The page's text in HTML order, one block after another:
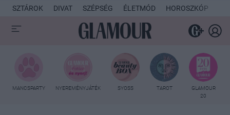
SZTÁROK DIVAT SZÉPSÉG ÉLETMÓD HOROSZKÓP
MANCSPARTY NYEREMÉNYJÁTÉK SYOSS TAROT
GLAMOUR
20